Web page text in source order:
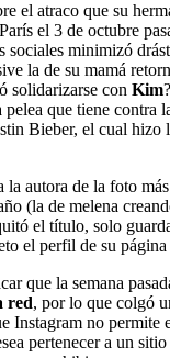
el atraco que su
el 3 de octubre
sociales minimizó
la de su mamá
solidarizarse con Kim
que tiene contra
Bieber, el cual hizo
la autora de la foto
(la de melena
el título, solo
el perfil de su página
que la semana
red, por lo que colgó
Instagram no permite
pertenecer a un